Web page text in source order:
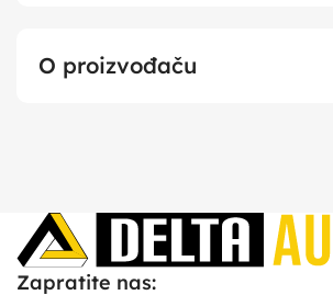
O proizvođaču
Zapratite nas: